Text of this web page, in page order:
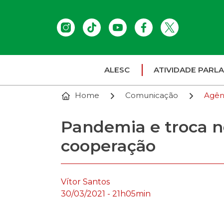
ALESC ATIVIDADE
Home Comunicação
Pandemia e troca
cooperação
Vítor Santos
30/03/2021 - 21h05min